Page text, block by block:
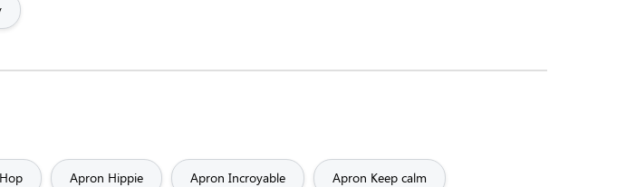
Apron Hippie Apron Incroyable Apron Keep calm